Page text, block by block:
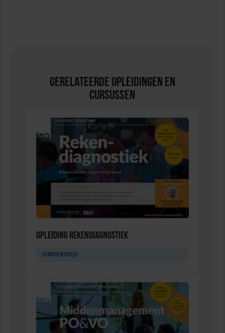
Gerelateerde Opleidingen en
Cursussen
Opleiding Rekendiagnostiek
ONDERWIJS